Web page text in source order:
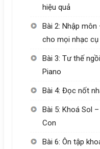
hiệu quả
Bài 2: Nhập
cho mọi nhạc cụ
Bài 3: Tư thế
Piano
Bài 4: Đọc nốt
Bài 5: Khoá Sol
Con
Bài 6: Ôn tập